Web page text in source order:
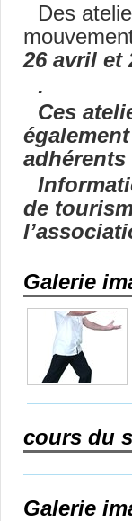
Des
26 avril et
.
Ces
adhérents
de
Galerie
cours du
Galerie